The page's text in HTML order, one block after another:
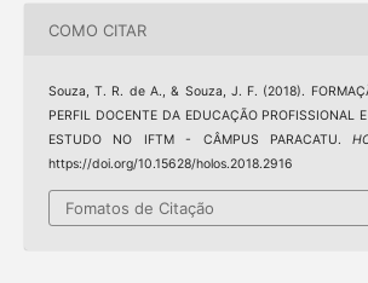
COMO CITAR
Souza, T. R. de A., & Souza, J. F. (2018).
PERFIL DOCENTE DA EDUCAÇÃO PROFISSIONAL
ESTUDO NO IFTM - CÂMPUS PARACATU.
https://doi.org/10.15628/holos.2018.2916
Fomatos de Citação